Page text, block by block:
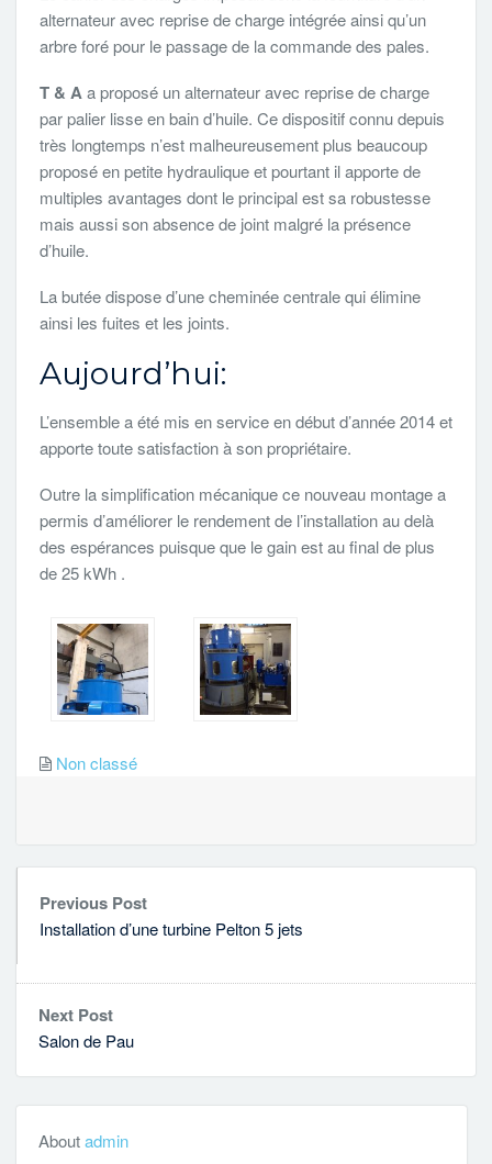
alternateur avec reprise de charge intégrée ainsi qu’un
arbre foré pour le passage de la commande des pales.
T & Aa proposé un alternateur avec reprise de charge
par palier lisse en bain d’huile. Ce dispositif connu depuis
très longtemps n’est malheureusement plus beaucoup
proposé en petite hydraulique et pourtant il apporte de
multiples avantages dont le principal est sa robustesse
mais aussi son absence de joint malgré la présence
d’huile.
La butée dispose d’une cheminée centrale qui élimine
ainsi les fuites et les joints.
Aujourd’hui:
L’ensemble a été mis en service en début d’année 2014 et
apporte toute satisfaction à son propriétaire.
Outre la simplification mécanique ce nouveau montage a
permis d’améliorer le rendement de l’installation au delà
des espérances puisque que le gain est au final de plus
de 25 kWh .
Non classé
Previous Post
Installation d’une turbine Pelton 5 jets
Next Post
Salon de Pau
Aboutadmin